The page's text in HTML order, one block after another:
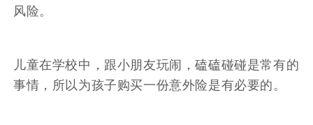
风险。
儿童在学校中，跟小朋友玩闹，磕磕碰碰是常有的
事情，所以为孩子购买一份意外险是有必要的。